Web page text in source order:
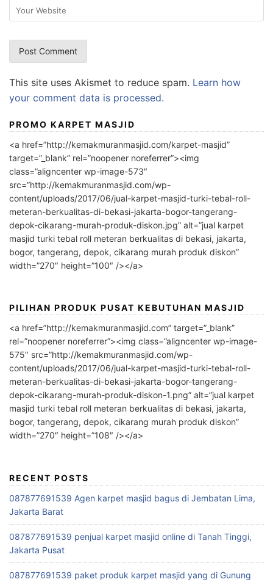
This site uses Akismet to reduce spam. Learn how
your comment data is processed.
PROMO KARPET MASJID
<a href=”http://kemakmuranmasjid.com/karpet-masjid”
target=”_blank” rel=”noopener noreferrer”><img
class=”aligncenter wp-image-573″
src=”http://kemakmuranmasjid.com/wp-
content/uploads/2017/06/jual-karpet-masjid-turki-tebal-roll-
meteran-berkualitas-di-bekasi-jakarta-bogor-tangerang-
depok-cikarang-murah-produk-diskon.jpg” alt=”jual karpet
masjid turki tebal roll meteran berkualitas di bekasi, jakarta,
bogor, tangerang, depok, cikarang murah produk diskon”
width=”270″ height=”100″ /></a>
PILIHAN PRODUK PUSAT KEBUTUHAN MASJID
<a href=”http://kemakmuranmasjid.com” target=”_blank”
rel=”noopener noreferrer”><img class=”aligncenter wp-image-
575″ src=”http://kemakmuranmasjid.com/wp-
content/uploads/2017/06/jual-karpet-masjid-turki-tebal-roll-
meteran-berkualitas-di-bekasi-jakarta-bogor-tangerang-
depok-cikarang-murah-produk-diskon-1.png” alt=”jual karpet
masjid turki tebal roll meteran berkualitas di bekasi, jakarta,
bogor, tangerang, depok, cikarang murah produk diskon”
width=”270″ height=”108″ /></a>
RECENT POSTS
087877691539 Agen karpet masjid bagus di Jembatan Lima,
Jakarta Barat
087877691539 penjual karpet masjid online di Tanah Tinggi,
Jakarta Pusat
087877691539 paket produk karpet masjid yang di Gunung